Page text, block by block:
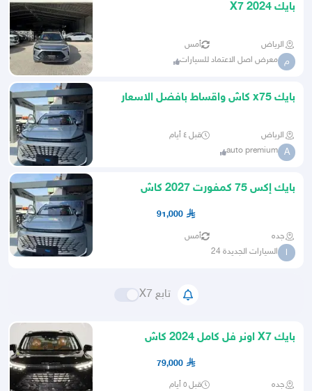
بايك X7 2024
الرياض أمس
م معرض اصل الاعتماد للسيارات
بايك x75 كاش واقساط بافضل الاسعار
الرياض قبل ٤ أيام
A
auto premium
بايك إكس 75 كمفورت 2027 كاش
91,000
جده أمس
ا السيارات الجديدة 24
تابع X7
بايك X7 اونر فل كامل 2024 كاش
79,000
جده قبل ٥ أيام